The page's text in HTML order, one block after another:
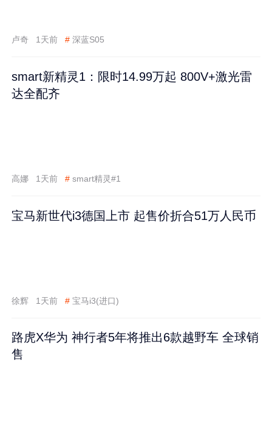
卢奇 1天前 # 深蓝S05
smart新精灵1：限时14.99万起 800V+激光雷
达全配齐
高娜 1天前 # smart精灵#1
宝马新世代i3德国上市 起售价折合51万人民币
徐辉 1天前 # 宝马i3(进口)
路虎X华为 神行者5年将推出6款越野车 全球销
售